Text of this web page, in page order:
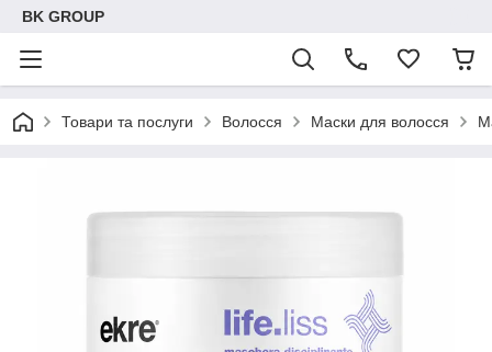
BK GROUP
Товари та послуги Волосся Маски для волосся